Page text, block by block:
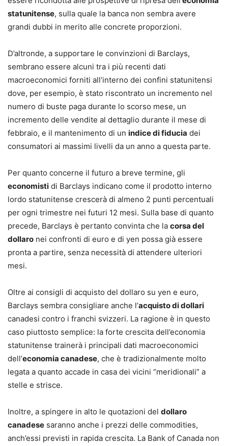
statunitense, sulla quale la banca non sembra avere
grandi dubbi in merito alle concrete proporzioni.
D’altronde, a supportare le convinzioni di Barclays,
sembrano essere alcuni tra i più recenti dati
macroeconomici forniti all’interno dei confini statunitensi
dove, per esempio, è stato riscontrato un incremento nel
numero di buste paga durante lo scorso mese, un
incremento delle vendite al dettaglio durante il mese di
febbraio, e il mantenimento di un indice di fiducia dei
consumatori ai massimi livelli da un anno a questa parte.
Per quanto concerne il futuro a breve termine, gli
economisti di Barclays indicano come il prodotto interno
lordo statunitense crescerà di almeno 2 punti percentuali
per ogni trimestre nei futuri 12 mesi. Sulla base di quanto
precede, Barclays è pertanto convinta che la corsa del
dollaro nei confronti di euro e di yen possa già essere
pronta a partire, senza necessità di attendere ulteriori
mesi.
Oltre ai consigli di acquisto del dollaro su yen e euro,
Barclays sembra consigliare anche l’acquisto di dollari
canadesi contro i franchi svizzeri. La ragione è in questo
caso piuttosto semplice: la forte crescita dell’economia
statunitense trainerà i principali dati macroeconomici
dell’economia canadese, che è tradizionalmente molto
legata a quanto accade in casa dei vicini “meridionali” a
stelle e strisce.
Inoltre, a spingere in alto le quotazioni del dollaro
canadese saranno anche i prezzi delle commodities,
anch’essi previsti in rapida crescita. La Bank of Canada non